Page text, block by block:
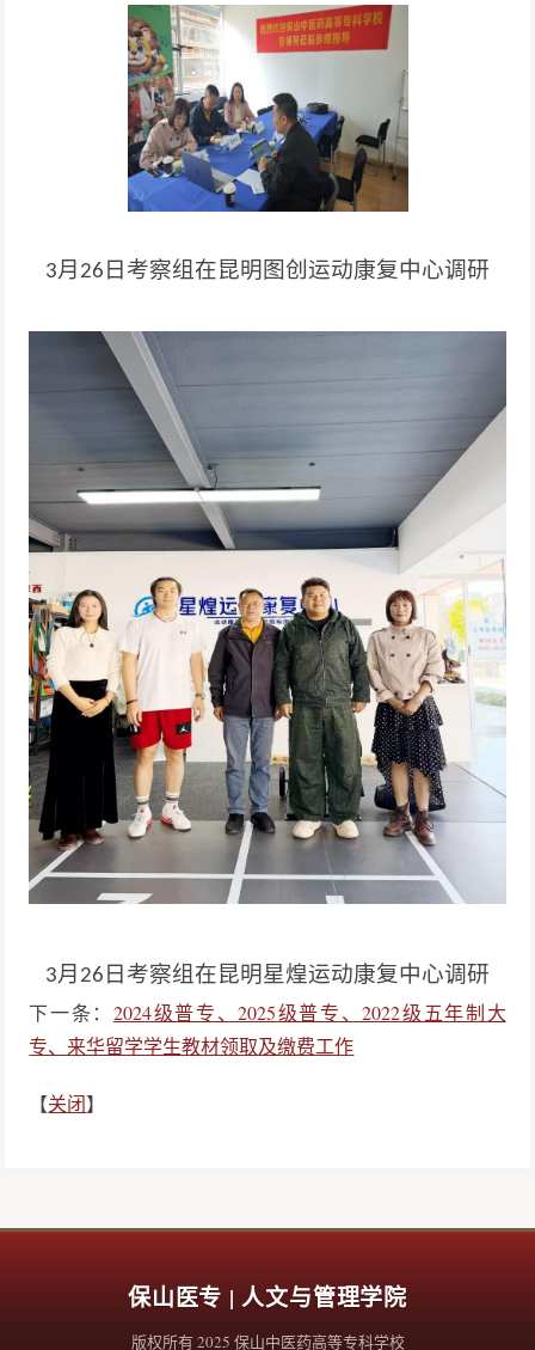
3月 26 日考察组在昆明图创运动康复中心调研
3月 26 日考察组在昆明星煌运动康复中心调研
下一条：2024级普专、2025级普专、2022级五年制大
专、来华留学学生教材领取及缴费工作
【关闭】
保山医专 | 人文与管理学院
版权所有 2025 保山中医药高等专科学校